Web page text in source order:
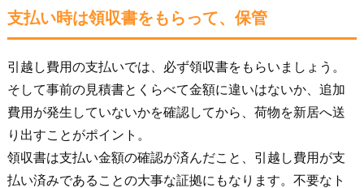
支払い時は領収書をもらって、保管
引越し費用の支払いでは、必ず領収書をもらいましょう。
そして事前の見積書とくらべて金額に違いはないか、追加
費用が発生していないかを確認してから、荷物を新居へ送
り出すことがポイント。
領収書は支払い金額の確認が済んだこと、引越し費用が支
払い済みであることの大事な証拠にもなります。不要なト